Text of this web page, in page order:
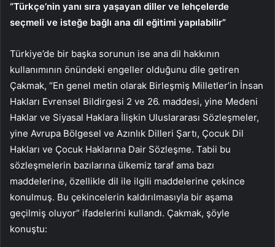
“Türkçe’nin yanı sıra yaşayan diller ve lehçelerde
seçmeli ve isteğe bağlı ana dil eğitimi yapılabilir”
Türkiye’de bir başka sorunun ise ana dil hakkının
kullanımının önündeki engeller olduğunu dile getiren
Çakmak, “En genel metin olarak Birleşmiş Milletler’in İnsan
Hakları Evrensel Bildirgesi 2 ve 26. maddesi, yine Medeni
Haklar ve Siyasal Haklara İlişkin Uluslararası Sözleşmeler,
yine Avrupa Bölgesel ve Azınlık Dilleri Şartı, Çocuk Dil
Hakları ve Çocuk Haklarına Dair Sözleşme. Tabii bu
sözleşmelerin bazılarına ülkemiz taraf ama bazı
maddelerine, özellikle dil ile ilgili maddelerine çekince
konulmuş. Bu çekincelerin kaldırılmasıyla bir aşama
geçilmiş oluyor” ifadelerini kullandı. Çakmak, şöyle
konuştu: